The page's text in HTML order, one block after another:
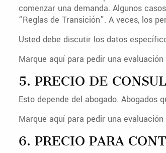
comenzar una demanda. Algunos
“Reglas de Transición”. A veces, los
Usted debe discutir los datos
Marque aquí para pedir una
5. PRECIO DE
Esto depende del abogado.
Marque aquí para pedir una
6. PRECIO PARA